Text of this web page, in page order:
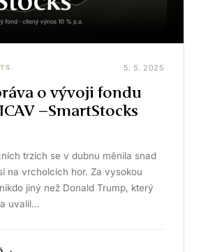
5. 5. 2025
o vývoji fondu
–SmartStocks
trzích se v dubnu měnila snad
na vrcholcích hor. Za vysokou
jiný než Donald Trump, který
uvalil…